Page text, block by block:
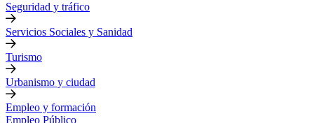
Seguridad y tráfico
Servicios Sociales y Sanidad
Turismo
Urbanismo y ciudad
Empleo y formación
Empleo Público